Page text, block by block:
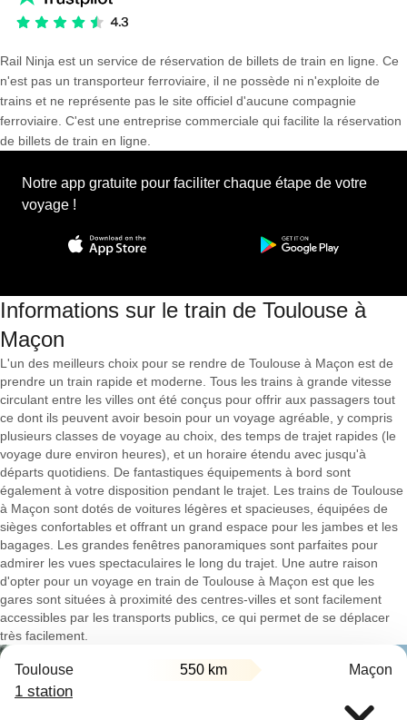
Rail Ninja est un service de réservation de billets de train en ligne. Ce
n'est pas un transporteur ferroviaire, il ne possède ni n'exploite de
trains et ne représente pas le site officiel d'aucune compagnie
ferroviaire. C'est une entreprise commerciale qui facilite la réservation
de billets de train en ligne.
Notre app gratuite pour faciliter chaque étape de votre
voyage !
Informations sur le train de Toulouse à
Maçon
L'un des meilleurs choix pour se rendre de Toulouse à Maçon est de
prendre un train rapide et moderne. Tous les trains à grande vitesse
circulant entre les villes ont été conçus pour offrir aux passagers tout
ce dont ils peuvent avoir besoin pour un voyage agréable, y compris
plusieurs classes de voyage au choix, des temps de trajet rapides (le
voyage dure environ heures), et un horaire étendu avec jusqu'à
départs quotidiens. De fantastiques équipements à bord sont
également à votre disposition pendant le trajet. Les trains de Toulouse
à Maçon sont dotés de voitures légères et spacieuses, équipées de
sièges confortables et offrant un grand espace pour les jambes et les
bagages. Les grandes fenêtres panoramiques sont parfaites pour
admirer les vues spectaculaires le long du trajet. Une autre raison
d'opter pour un voyage en train de Toulouse à Maçon est que les
gares sont situées à proximité des centres-villes et sont facilement
accessibles par les transports publics, ce qui permet de se déplacer
très facilement.
Toulouse 550 km Maçon
1 station